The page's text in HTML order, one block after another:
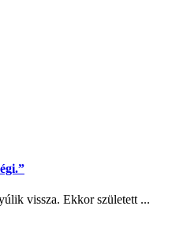
vissza. Ekkor született ...